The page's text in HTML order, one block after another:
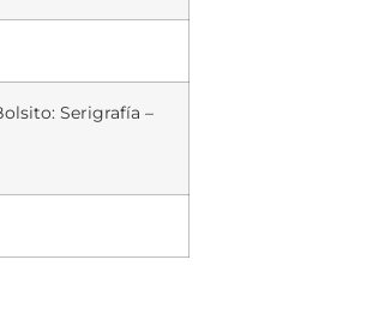
Serigrafía –